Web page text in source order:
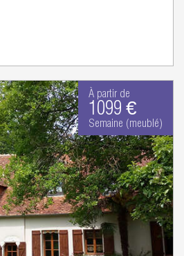
À partir de
1099 €
Semaine (meublé)